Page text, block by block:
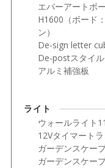
エバーアートボ
H1600（ボード
ン）
De-sign letter
De-postスタイ
アルミ補強板
ライト
ウォールライト
12Vタイマート
ガーデンスケー
ガーデンスケー